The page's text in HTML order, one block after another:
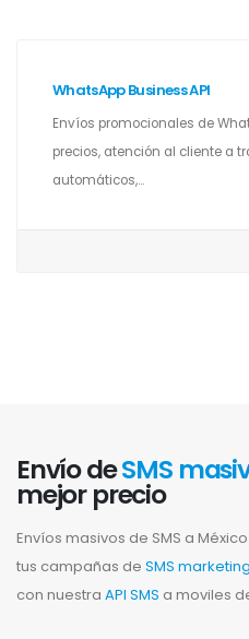
WhatsApp Business API
Envíos promocionales de
precios, atención al cliente a
automáticos,...
Envío deSMS
mejor precio
Envíos masivos de SMS a
tus campañas de SMS marketing
con nuestra API SMS a moviles